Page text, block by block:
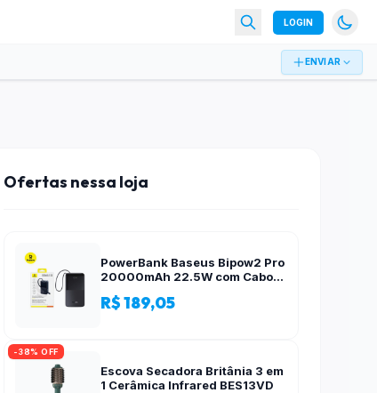
LOGIN
ENVIAR
Ofertas nessa loja
PowerBank Baseus Bipow2 Pro
20000mAh 22.5W com Cabo
EnerFill FC51
R$ 189,05
-38% OFF
Escova Secadora Britânia 3 em
1 Cerâmica Infrared BES13VD